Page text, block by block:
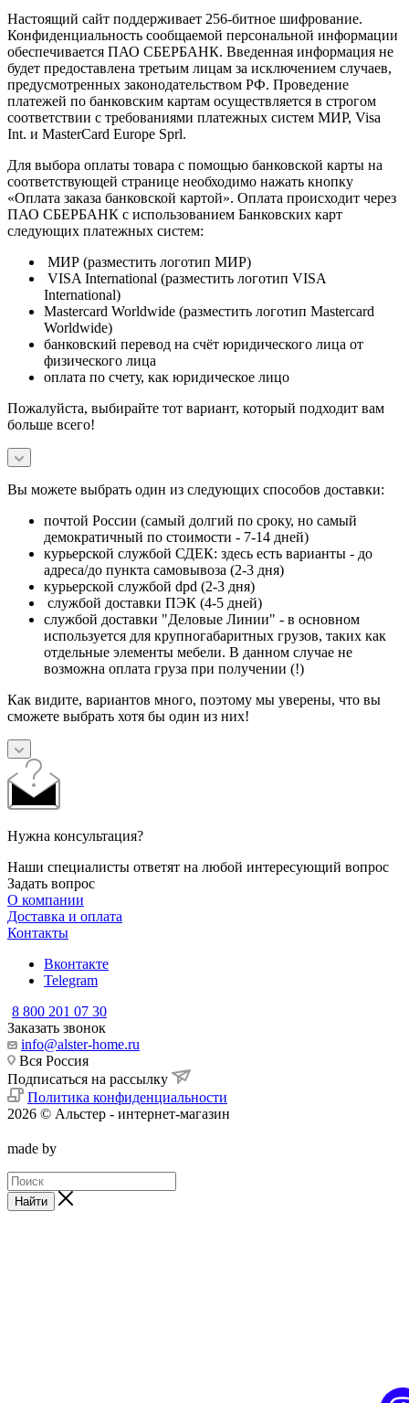
Настоящий сайт поддерживает 256-битное шифрование.
Конфиденциальность сообщаемой персональной информации
обеспечивается ПАО СБЕРБАНК. Введенная информация не
будет предоставлена третьим лицам за исключением случаев,
предусмотренных законодательством РФ. Проведение
платежей по банковским картам осуществляется в строгом
соответствии с требованиями платежных систем МИР, Visa
Int. и MasterCard Europe Sprl.
Для выбора оплаты товара с помощью банковской карты на
соответствующей странице необходимо нажать кнопку
«Оплата заказа банковской картой». Оплата происходит через
ПАО СБЕРБАНК с использованием Банковских карт
следующих платежных систем:
МИР (разместить логотип МИР)
VISA International (разместить логотип VISA
International)
Mastercard Worldwide (разместить логотип Mastercard
Worldwide)
банковский перевод на счёт юридического лица от
физического лица
оплата по счету, как юридическое лицо
Пожалуйста, выбирайте тот вариант, который подходит вам
больше всего!
Вы можете выбрать один из следующих способов доставки:
почтой России (самый долгий по сроку, но самый
демократичный по стоимости - 7-14 дней)
курьерской службой СДЕК: здесь есть варианты - до
адреса/до пункта самовывоза (2-3 дня)
курьерской службой dpd (2-3 дня)
службой доставки ПЭК (4-5 дней)
службой доставки "Деловые Линии" - в основном
используется для крупногабаритных грузов, таких как
отдельные элементы мебели. В данном случае не
возможна оплата груза при получении (!)
Как видите, вариантов много, поэтому мы уверены, что вы
сможете выбрать хотя бы один из них!
Нужна консультация?
Наши специалисты ответят на любой интересующий вопрос
Задать вопрос
О компании
Доставка и оплата
Контакты
Вконтакте
Telegram
8 800 201 07 30
Заказать звонок
info@alster-home.ru
Вся Россия
Подписаться на рассылку
Политика конфиденциальности
2026 © Альстер - интернет-магазин
made by
Найти